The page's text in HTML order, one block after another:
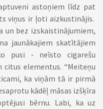
astoņiem līdz pat
viņus ir ļoti aizkustinājis.
un bez izskaistinājumiem,
jaunākajiem skatītājiem
pusi - neīsto cigarešu
citus elementus. “Meiteņu
ka viņām tā ir pirmā
kādēļ māsas izšķīra
bērnu. Labi, ka uz